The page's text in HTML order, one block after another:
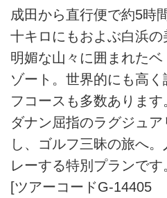
成田から直行便で約5時
十キロにもおよぶ白浜
明媚な山々に囲まれたベ
ゾート。世界的にも高
フコースも多数あります
ダナン屈指のラグジュ
し、ゴルフ三昧の旅へ
レーする特別プランです
[ツアーコードG-14405